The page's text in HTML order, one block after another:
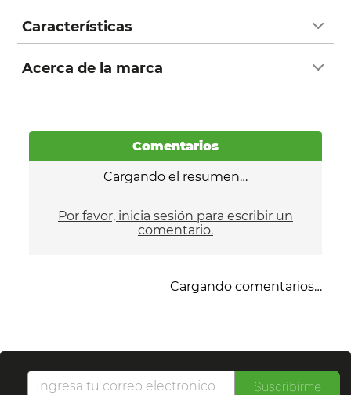
Características
Acerca de la marca
Comentarios
Cargando el resumen…
Por favor, inicia sesión para escribir un
comentario.
Cargando comentarios…
Suscribirme